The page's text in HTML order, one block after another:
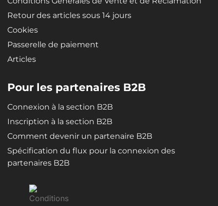
Retour des articles sous 14 jours
Cookies
Passerelle de paiement
Articles
Pour les partenaires B2B
Connexion à la section B2B
Inscription à la section B2B
Comment devenir un partenaire B2B
Spécification du flux pour la connexion des
partenaires B2B